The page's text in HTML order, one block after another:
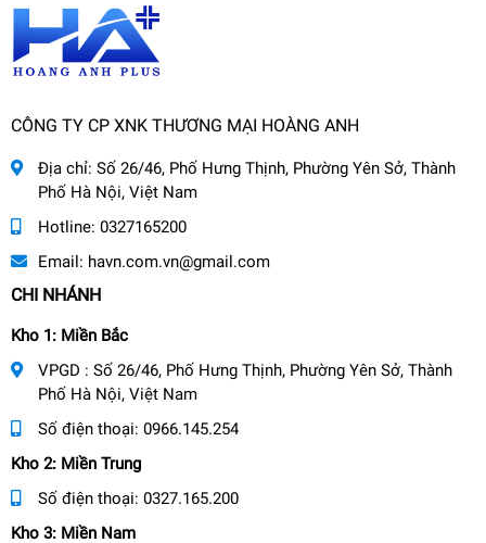
CÔNG TY CP XNK THƯƠNG MẠI HOÀNG ANH
Địa chỉ: Số 26/46, Phố Hưng Thịnh, Phường Yên Sở, Thành
Phố Hà Nội, Việt Nam
Hotline: 0327165200
Email: havn.com.vn@gmail.com
CHI NHÁNH
Kho 1: Miền Bắc
VPGD : Số 26/46, Phố Hưng Thịnh, Phường Yên Sở, Thành
Phố Hà Nội, Việt Nam
Số điện thoại: 0966.145.254
Kho 2: Miền Trung
Số điện thoại: 0327.165.200
Kho 3: Miền Nam